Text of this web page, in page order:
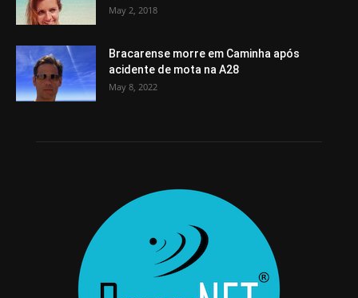
May 2, 2018
Bracarense morre em Caminha após
acidente de mota na A28
May 8, 2022